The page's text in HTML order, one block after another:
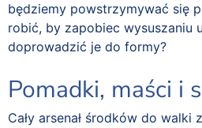
będziemy powstrzymywać się
robić, by zapobiec wysuszaniu
doprowadzić je do formy?
Pomadki, maści i
Cały arsenał środków do walki